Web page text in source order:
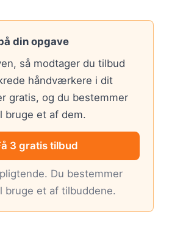
din opgave
så modtager du tilbud
håndværkere i dit
gratis, og du bestemmer
bruge et af dem.
3 gratis tilbud
Du bestemmer
bruge et af tilbuddene.